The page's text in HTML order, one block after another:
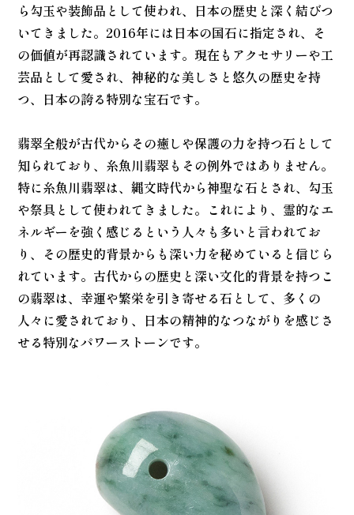
ら勾玉や装飾品として使われ、日本の歴史と深く結びつ
いてきました。2016年には日本の国石に指定され、そ
の価値が再認識されています。現在もアクセサリーや工
芸品として愛され、神秘的な美しさと悠久の歴史を持
つ、日本の誇る特別な宝石です。
翡翠全般が古代からその癒しや保護の力を持つ石として
知られており、糸魚川翡翠もその例外ではありません。
特に糸魚川翡翠は、縄文時代から神聖な石とされ、勾玉
や祭具として使われてきました。これにより、霊的なエ
ネルギーを強く感じるという人々も多いと言われてお
り、その歴史的背景からも深い力を秘めていると信じら
れています。古代からの歴史と深い文化的背景を持つこ
の翡翠は、幸運や繁栄を引き寄せる石として、多くの
人々に愛されており、日本の精神的なつながりを感じさ
せる特別なパワーストーンです。